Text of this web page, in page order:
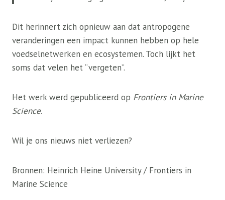
Dit herinnert zich opnieuw aan dat antropogene
veranderingen een impact kunnen hebben op hele
voedselnetwerken en ecosystemen. Toch lijkt het
soms dat velen het “vergeten”.
Het werk werd gepubliceerd op Frontiers in Marine
Science.
Wil je ons nieuws niet verliezen?
Bronnen: Heinrich Heine University / Frontiers in
Marine Science